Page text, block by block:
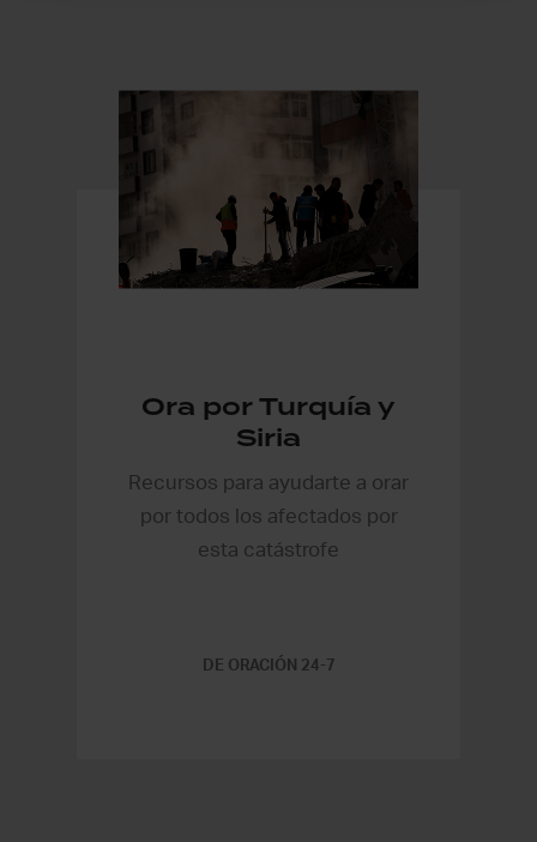
Ora por Turquía y
Siria
Recursos para ayudarte a orar
por todos los afectados por
esta catástrofe
DE ORACIÓN 24-7